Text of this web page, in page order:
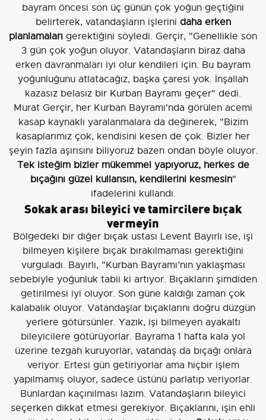
bayram öncesi son üç günün çok yoğun geçtiğini
belirterek, vatandaşların işlerini daha erken
planlamaları gerektiğini söyledi. Gerçir, "Genellikle son
3 gün çok yoğun oluyor. Vatandaşların biraz daha
erken davranmaları iyi olur kendileri için. Bu bayram
yoğunluğunu atlatacağız, başka çaresi yok. İnşallah
kazasız belasız bir Kurban Bayramı geçer" dedi.
Murat Gerçir, her Kurban Bayramı'nda görülen acemi
kasap kaynaklı yaralanmalara da değinerek, "Bizim
kasaplarımız çok, kendisini kesen de çok. Bizler her
şeyin fazla aşırısını biliyoruz bazen ondan böyle oluyor.
Tek isteğim bizler mükemmel yapıyoruz, herkes de
bıçağını güzel kullansın, kendilerini kesmesin"
ifadelerini kullandı.
Sokak arası bileyici ve tamircilere bıçak
vermeyin
Bölgedeki bir diğer bıçak ustası Levent Bayırlı ise, işi
bilmeyen kişilere bıçak bırakılmaması gerektiğini
vurguladı. Bayırlı, "Kurban Bayramı’nın yaklaşması
sebebiyle yoğunluk tabii ki artıyor. Bıçakların şimdiden
getirilmesi iyi oluyor. Son güne kaldığı zaman çok
kalabalık oluyor. Vatandaşlar bıçaklarını doğru düzgün
yerlere götürsünler. Yazık, işi bilmeyen ayakaltı
bileyicilere götürüyorlar. Bayrama 1 hafta kala yol
üzerine tezgah kuruyorlar, vatandaş da bıçağı onlara
veriyor. Ertesi gün getiriyorlar ama hiçbir işlem
yapılmamış oluyor, sadece üstünü parlatıp veriyorlar.
Bunlardan kaçınılması lazım. Vatandaşların bileyici
seçerken dikkat etmesi gerekiyor. Bıçaklarını, işin ehli